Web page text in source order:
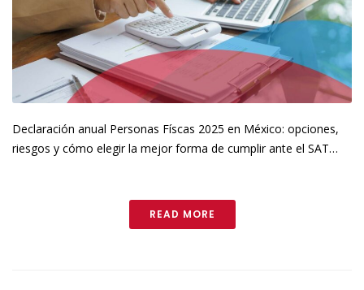
Declaración anual Personas Físcas 2025 en México: opciones,
riesgos y cómo elegir la mejor forma de cumplir ante el SAT…
READ MORE